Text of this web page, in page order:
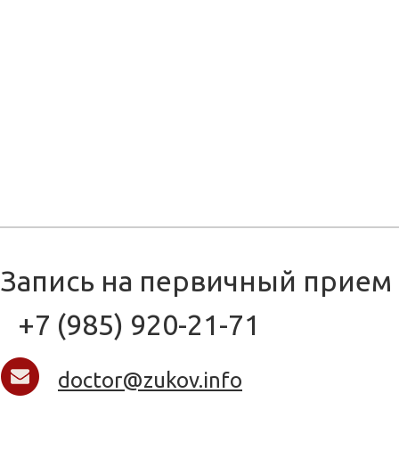
Запись на первичный прием
+7 (985) 920-21-71
doctor@zukov.info